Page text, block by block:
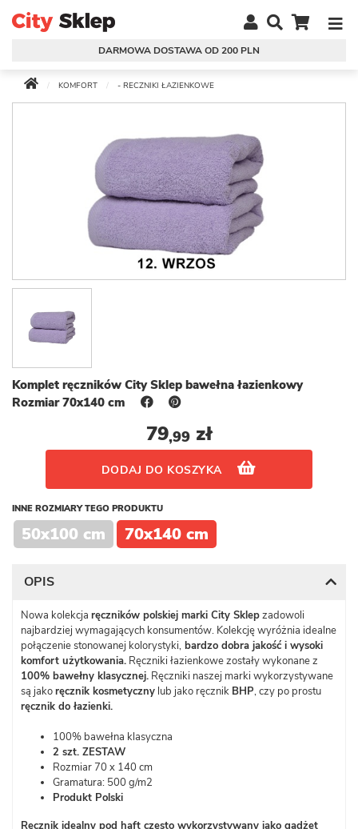
DARMOWA DOSTAWA OD 200 PLN
KOMFORT - RECZNIKI ŁAZIENKOWE
Komplet ręczników City Sklep bawełna łazienkowy
Rozmiar 70x140 cm
79,99zł
DODAJ DO KOSZYKA
INNE ROZMIARY TEGO PRODUKTU
50x100 cm 70x140 cm
OPIS
Nowa kolekcja ręczników polskiej marki City Sklepzadowoli
najbardziej wymagających konsumentów. Kolekcję wyróżnia idealne
połączenie stonowanej kolorystyki, bardzo dobra jakość i wysoki
komfort użytkowania. Ręczniki łazienkowe zostały wykonane z
100% bawełny klasycznej. Ręczniki naszej marki wykorzystywane
są jakoręcznik kosmetyczny lub jako ręcznik BHP, czy po prostu
ręcznik do łazienki.
100% bawełna klasyczna
2 szt. ZESTAW
Rozmiar 70 x 140 cm
Gramatura: 500 g/m2
Produkt Polski
Ręcznik idealny pod haft często wykorzystywany jako gadżet